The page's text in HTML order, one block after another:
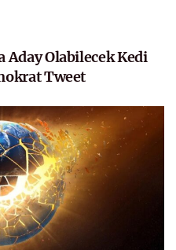
Aday Olabilecek Kedi
Tweet